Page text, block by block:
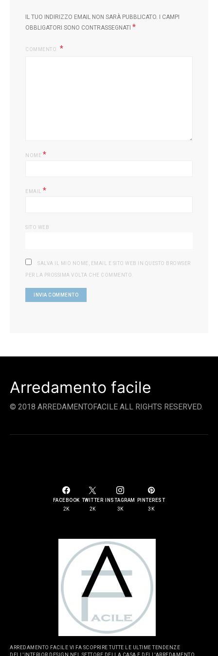
IL TUO INDIRIZZO EMAIL NON SARÀ PUBBLICATO.
I CAMPI
OBBLIGATORI SONO CONTRASSEGNATI *
COMMENTO
NOME *
EMAIL *
SITO WEB
SALVA IL MIO NOME, EMAIL E SITO WEB IN QUESTO BROWSER
PER LA PROSSIMA VOLTA CHE COMMENTO.
Arredamento facile
© 2018 ARREDAMENTOFACILE ALL RIGHTS RESERVED.
FACEBOOK
2K
TWITTER
2K
INSTAGRAM
3K
PINTEREST
3K
ARREDAMENTO FACILE VI FA SCOPRIRE TUTTE LE ULTIME TENDENZE